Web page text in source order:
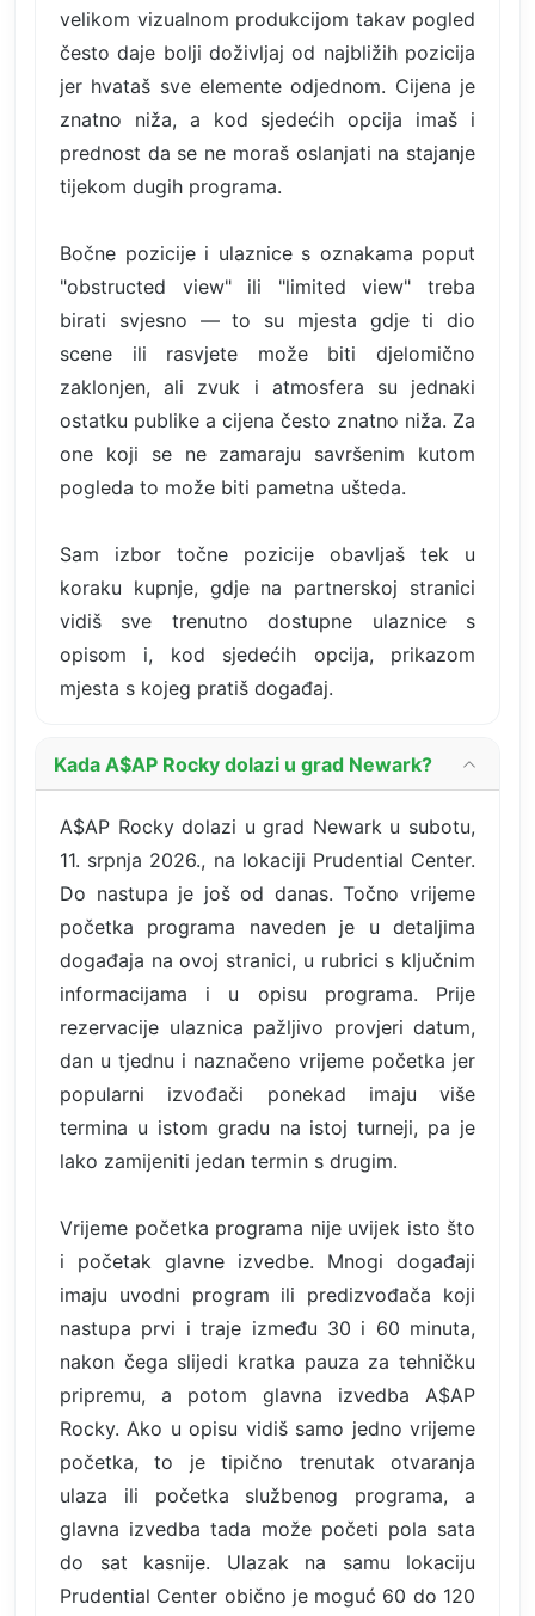
velikom vizualnom produkcijom takav pogled
često daje bolji doživljaj od najbližih pozicija
jer hvataš sve elemente odjednom. Cijena je
znatno niža, a kod sjedećih opcija imaš i
prednost da se ne moraš oslanjati na stajanje
tijekom dugih programa.
Bočne pozicije i ulaznice s oznakama poput
"obstructed view" ili "limited view" treba
birati svjesno — to su mjesta gdje ti dio
scene ili rasvjete može biti djelomično
zaklonjen, ali zvuk i atmosfera su jednaki
ostatku publike a cijena često znatno niža. Za
one koji se ne zamaraju savršenim kutom
pogleda to može biti pametna ušteda.
Sam izbor točne pozicije obavljaš tek u
koraku kupnje, gdje na partnerskoj stranici
vidiš sve trenutno dostupne ulaznice s
opisom i, kod sjedećih opcija, prikazom
mjesta s kojeg pratiš događaj.
Kada A$AP Rocky dolazi u grad Newark?
A$AP Rocky dolazi u grad Newark u subotu,
11. srpnja 2026., na lokaciji Prudential Center.
Do nastupa je još od danas. Točno vrijeme
početka programa naveden je u detaljima
događaja na ovoj stranici, u rubrici s ključnim
informacijama i u opisu programa. Prije
rezervacije ulaznica pažljivo provjeri datum,
dan u tjednu i naznačeno vrijeme početka jer
popularni izvođači ponekad imaju više
termina u istom gradu na istoj turneji, pa je
lako zamijeniti jedan termin s drugim.
Vrijeme početka programa nije uvijek isto što
i početak glavne izvedbe. Mnogi događaji
imaju uvodni program ili predizvođača koji
nastupa prvi i traje između 30 i 60 minuta,
nakon čega slijedi kratka pauza za tehničku
pripremu, a potom glavna izvedba A$AP
Rocky. Ako u opisu vidiš samo jedno vrijeme
početka, to je tipično trenutak otvaranja
ulaza ili početka službenog programa, a
glavna izvedba tada može početi pola sata
do sat kasnije. Ulazak na samu lokaciju
Prudential Center obično je moguć 60 do 120